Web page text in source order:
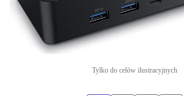
Tylko do celów ilustracyjnych